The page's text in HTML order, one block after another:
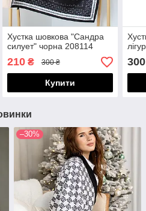
Хустка шовкова "Сандра
силует" чорна 208114
210₴ 300 ₴
Купити
300
–30%